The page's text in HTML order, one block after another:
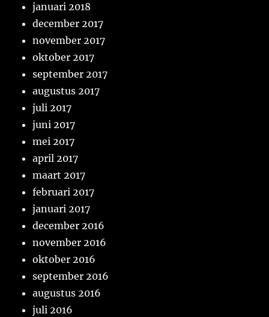
januari 2018
december 2017
november 2017
oktober 2017
september 2017
augustus 2017
juli 2017
juni 2017
mei 2017
april 2017
maart 2017
februari 2017
januari 2017
december 2016
november 2016
oktober 2016
september 2016
augustus 2016
juli 2016